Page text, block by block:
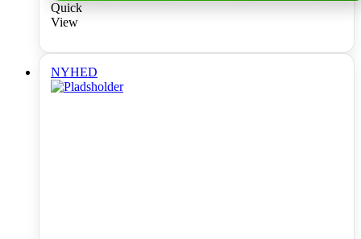
Quick
View
NYHED